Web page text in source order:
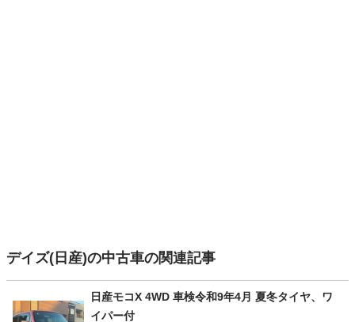
デイズ(日産)の中古車の関連記事
日産モコX 4WD 車検令和9年4月 夏冬タイヤ、ワ
イパー付